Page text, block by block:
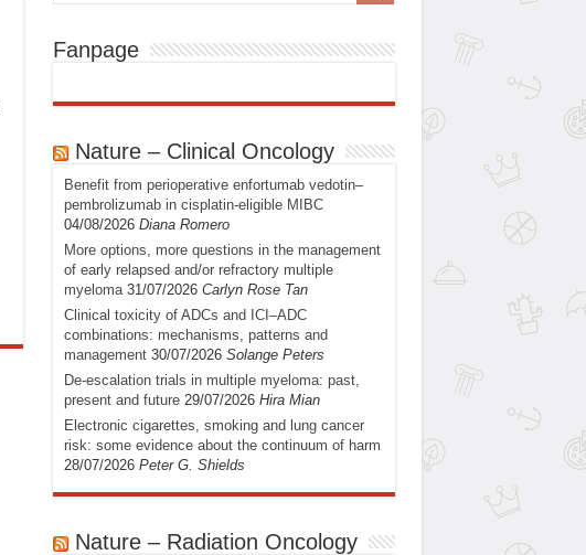
Fanpage
Nature – Clinical Oncology
Benefit from perioperative enfortumab vedotin–
pembrolizumab in cisplatin-eligible MIBC
04/08/2026 Diana Romero
More options, more questions in the management
of early relapsed and/or refractory multiple
myeloma 31/07/2026 Carlyn Rose Tan
Clinical toxicity of ADCs and ICI–ADC
combinations: mechanisms, patterns and
management 30/07/2026 Solange Peters
De-escalation trials in multiple myeloma: past,
present and future 29/07/2026 Hira Mian
Electronic cigarettes, smoking and lung cancer
risk: some evidence about the continuum of harm
28/07/2026 Peter G. Shields
Nature – Radiation Oncology